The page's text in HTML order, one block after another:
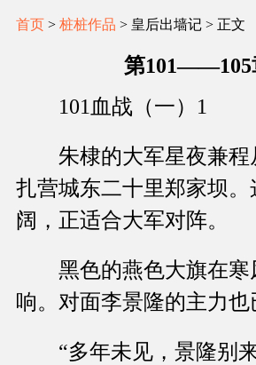
首页 > 桩桩作品 > 皇后出墙记 > 正文
第101——105
101血战（一）1
朱棣的大军星夜兼程
扎营城东二十里郑家坝。
阔，正适合大军对阵。
黑色的燕色大旗在寒
响。对面李景隆的主力也
“多年未见，景隆别来